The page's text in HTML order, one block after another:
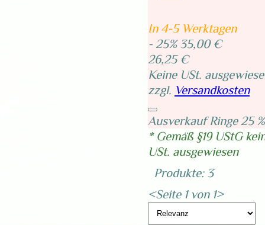
In 4-5 Werktagen
- 25%35,00 €
26,25 €
Keine USt.
zzgl. Versandkosten
Ausverkauf Ringe 25 %
* Gemäß §19 UStG
USt. ausgewiesen
Produkte: 3
<Seite 1 von 1>